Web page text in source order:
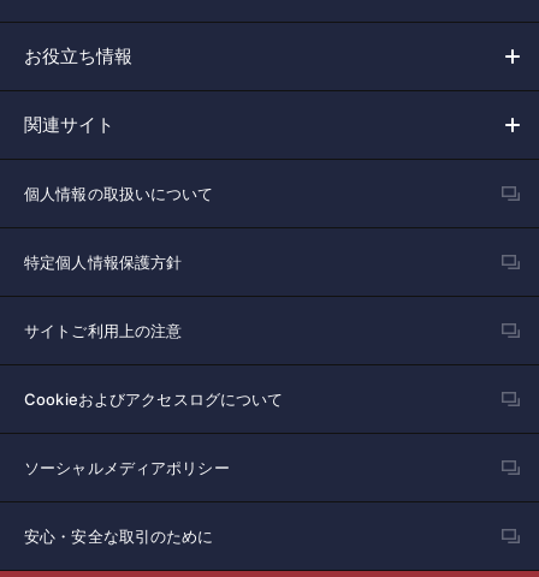
お役立ち情報
関連サイト
個人情報の取扱いについて
特定個人情報保護方針
サイトご利用上の注意
Cookieおよびアクセスログについて
ソーシャルメディアポリシー
安心・安全な取引のために